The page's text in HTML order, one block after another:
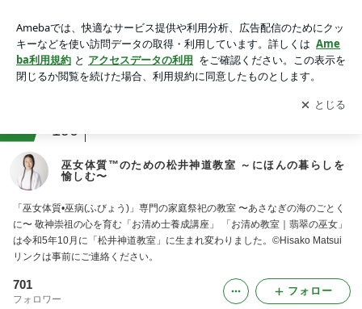
の暮らしを愉しむ〜
アプリをダウンロードして ブログの更新通知
を受け取りまし
ょう。
開く
190
巫女体質™️のための松井神道教室 ～にほんの暮らしを
愉しむ〜
「巫女体質•巫病(ふびょう)」専門の家庭祭祀の教室 〜あさなぎの海のごとく
に〜 敬神崇祖の心を育む「お清め士養成講座」 「お清め教室｜翡翠の巫女」
は令和5年10月に「松井神道教室」に生まれ変わりました。©️Hisako Matsui
リンクは事前にご連絡ください。
701
フォロワー
フォロー